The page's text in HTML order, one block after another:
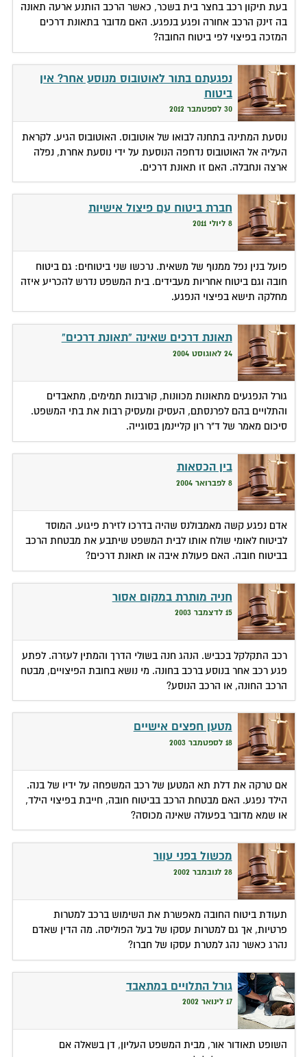
בעת תיקון רכב בחצר בית בשכר, כאשר הרכב הותנע ארעה תאונה
בה זינק הרכב אחורה ופגע בנפגע. האם מדובר בתאונת דרכים
המזכה בפיצוי לפי ביטוח החובה?
נפגעתם בתור לאוטובוס מנוסע אחר? אין
ביטוח
30 לספטמבר 2012
נוסעת המתינה בתחנה לבואו של אוטובוס. האוטובוס הגיע. לקראת
העליה אל האוטובוס נדחפה הנוסעת על ידי נוסעת אחרת, נפלה
ארצה ונחבלה. האם זו תאונת דרכים.
חברת ביטוח עם פיצול אישיות
8 ליולי 2011
פועל בנין נפל ממנוף של משאית. נרכשו שני ביטוחים: גם ביטוח
חובה וגם ביטוח אחריות מעבידים. בית המשפט נדרש להכריע איזה
מחלקה תישא בפיצוי הנפגע.
תאונת דרכים שאינה "תאונת דרכים"
24 לאוגוסט 2004
גורל הנפגעים מתאונות מכוונות, קורבנות תמימים, מתאבדים
והתלויים בהם לפרנסתם, העסיק ומעסיק רבות את בתי המשפט.
סיכום מאמר של ד"ר רון קליינמן בסוגייה.
בין הכסאות
8 לפברואר 2004
אדם נפגע קשה מאמבולנס שהיה בדרכו לזירת פיגוע. המוסד
לביטוח לאומי שולח אותו לבית המשפט שיתבע את מבטחת הרכב
בביטוח חובה. האם פעולת איבה או תאונת דרכים?
חניה מותרת במקום אסור
15 לדצמבר 2003
רכב התקלקל בכביש. הנהג חנה בשולי הדרך והמתין לעזרה. לפתע
פגע רכב אחר בנוסע ברכב בחונה. מי נושא בחובת הפיצויים, מבטח
הרכב החונה, או הרכב הנוסע?
מטען חפצים אישיים
18 לספטמבר 2003
אם טרקה את דלת תא המטען של רכב המשפחה על ידיו של בנה.
הילד נפגע. האם מבטחת הרכב בביטוח חובה, חייבת בפיצוי הילד,
או שמא מדובר בפעולה שאינה מכוסה?
מכשול בפני עוור
28 לנובמבר 2002
תעודת ביטוח החובה מאפשרת את השימוש ברכב למטרות
פרטיות, אך גם למטרות עסקו של בעל הפוליסה. מה הדין שאדם
נהרג כאשר נהג למטרת עסקו של חברו?
גורל התלויים במתאבד
17 לינואר 2002
השופט תאודור אור, מבית המשפט העליון, דן בשאלה אם